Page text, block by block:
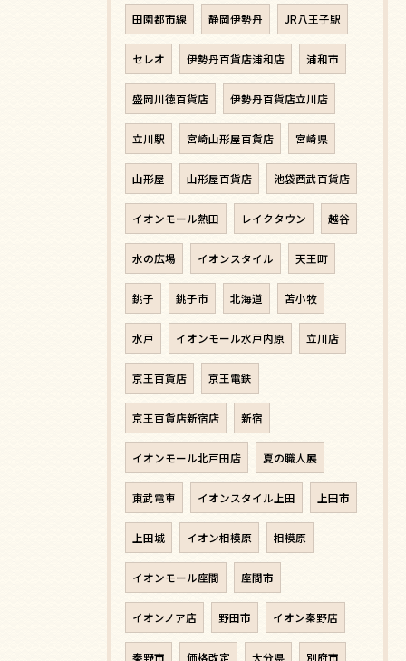
田園都市線 静岡伊勢丹 JR八王子駅
セレオ 伊勢丹百貨店浦和店 浦和市
盛岡川徳百貨店 伊勢丹百貨店立川店
立川駅 宮崎山形屋百貨店 宮崎県
山形屋 山形屋百貨店 池袋西武百貨店
イオンモール熱田 レイクタウン 越谷
水の広場 イオンスタイル 天王町
銚子 銚子市 北海道 苫小牧
水戸 イオンモール水戸内原 立川店
京王百貨店 京王電鉄
京王百貨店新宿店 新宿
イオンモール北戸田店 夏の職人展
東武電車 イオンスタイル上田 上田市
上田城 イオン相模原 相模原
イオンモール座間 座間市
イオンノア店 野田市 イオン秦野店
秦野市 価格改定 大分県 別府市